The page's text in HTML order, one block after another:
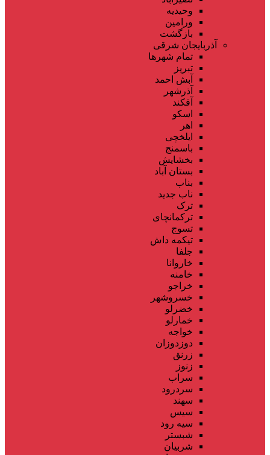
وحیدیه
ورامین
بازگشت
آذربایجان شرقی
تمام شهر‌ها
تبریز
آبش احمد
آذرشهر
آقکند
اسکو
اهر
ایلخچی
باسمنج
بخشایش
بستان آباد
بناب
ناب جدید
ترک
ترکمانچای
تسوج
تیکمه داش
جلفا
خاروانا
خامنه
خراجو
خسروشهر
خضرلو
خمارلو
خواجه
دوزدوزان
زرنق
زنوز
سراب
سردرود
سهند
سیس
سیه رود
شبستر
شربیان